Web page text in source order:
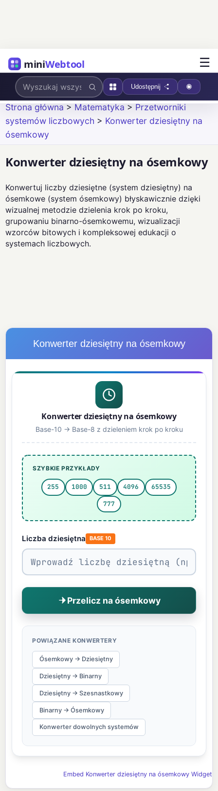
miniWebtool ☰
Udostępnij
Strona główna > Matematyka > Przetworniki
systemów liczbowych > Konwerter dziesiętny na
ósemkowy
Konwerter dziesiętny na ósemkowy
Konwertuj liczby dziesiętne (system dziesiętny) na
ósemkowe (system ósemkowy) błyskawicznie dzięki
wizualnej metodzie dzielenia krok po kroku,
grupowaniu binarno-ósemkowemu, wizualizacji
wzorców bitowych i kompleksowej edukacji o
systemach liczbowych.
Konwerter dziesiętny na ósemkowy
Konwerter dziesiętny na ósemkowy
Base-10 → Base-8 z dzieleniem krok po kroku
SZYBKIE PRZYKŁADY
255 1000 511 4096 65535
777
Liczba dziesiętna BASE 10
Przelicz na ósemkowy
POWIĄZANE KONWERTERY
Ósemkowy → Dziesiętny
Dziesiętny → Binarny
Dziesiętny → Szesnastkowy
Binarny → Ósemkowy
Konwerter dowolnych systemów
Embed Konwerter dziesiętny na ósemkowy Widget